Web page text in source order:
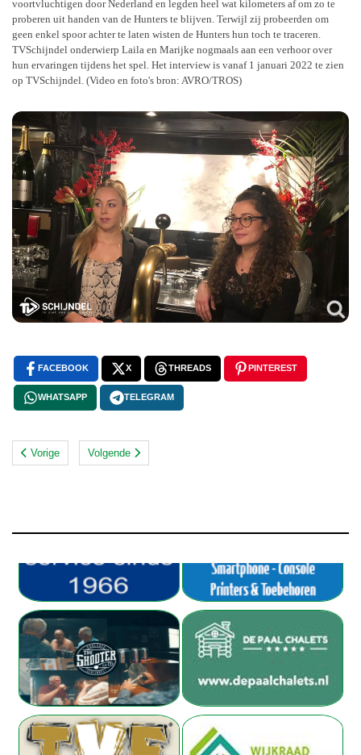
voortvluchtigen door Nederland en legden heel wat kilometers af om zo te
proberen uit handen van de Hunters te blijven. Terwijl zij probeerden om
geen enkel spoor achter te laten wisten de Hunters hun toch te traceren.
TVSchijndel onderwierp Laila en Marijke nogmaals aan een verhoor over
hun ervaringen tijdens het spel. Het interview is vanaf 1 januari 2022 te zien
op TVSchijndel. (Video en foto's bron: AVRO/TROS)
FACEBOOK X THREADS PINTEREST
WHATSAPP TELEGRAM
Vorige Volgende